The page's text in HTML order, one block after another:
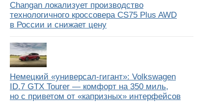
Changan локализует производство
технологичного кроссовера CS75 Plus AWD
в России и снижает цену
Немецкий «универсал-гигант»: Volkswagen
ID.7 GTX Tourer — комфорт на 350 миль,
но с приветом от «капризных» интерфейсов